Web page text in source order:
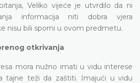
Veliko vijeće je utvrdilo da ni
informacija niti dobra vjera
nisu bili sporni u ovom predmetu.
otkrivanja
mora nužno imati u vidu interese
tajne teži da zaštiti. Imajući u vidu